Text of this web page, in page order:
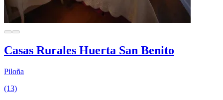
Casas Rurales Huerta San Benito
Piloña
(13)